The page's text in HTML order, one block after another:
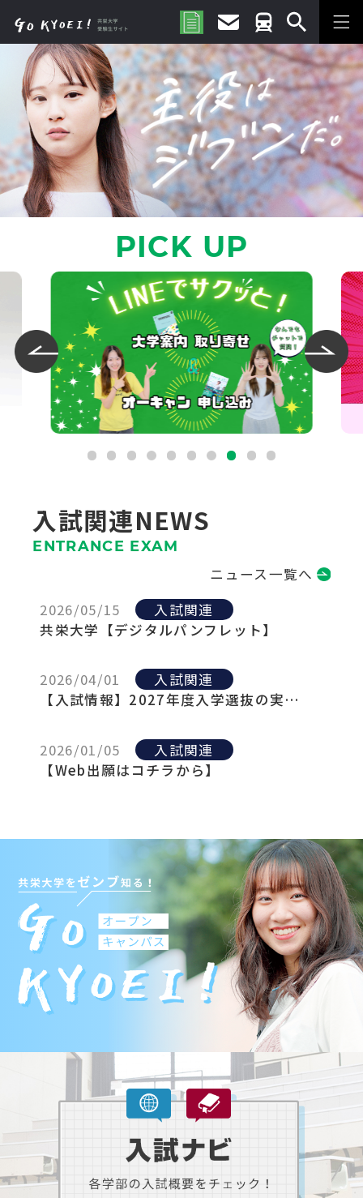
PICK UP
入試関連NEWS
ENTRANCE EXAM
ニュース一覧へ
2026/05/15
入試関連
共栄大学【デジタルパンフレット】
2026/04/01
入試関連
【入試情報】2027年度入学選抜の実…
2026/01/05
入試関連
【Web出願はコチラから】